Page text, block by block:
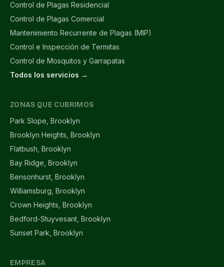
Control de Plagas Residencial
Control de Plagas Comercial
Mantenimiento Recurrente de Plagas (MIP)
Control e Inspección de Termitas
Control de Mosquitos y Garrapatas
Todos los servicios →
ZONAS QUE CUBRIMOS
Park Slope, Brooklyn
Brooklyn Heights, Brooklyn
Flatbush, Brooklyn
Bay Ridge, Brooklyn
Bensonhurst, Brooklyn
Williamsburg, Brooklyn
Crown Heights, Brooklyn
Bedford-Stuyvesant, Brooklyn
Sunset Park, Brooklyn
EMPRESA